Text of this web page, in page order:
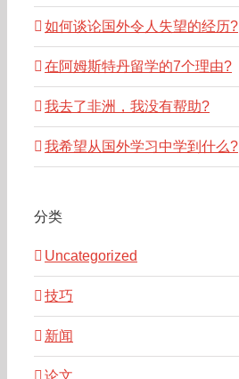
如何谈论国外令人失望的经历?
在阿姆斯特丹留学的7个理由?
我去了非洲，我没有帮助?
我希望从国外学习中学到什么?
分类
Uncategorized
技巧
新闻
论文